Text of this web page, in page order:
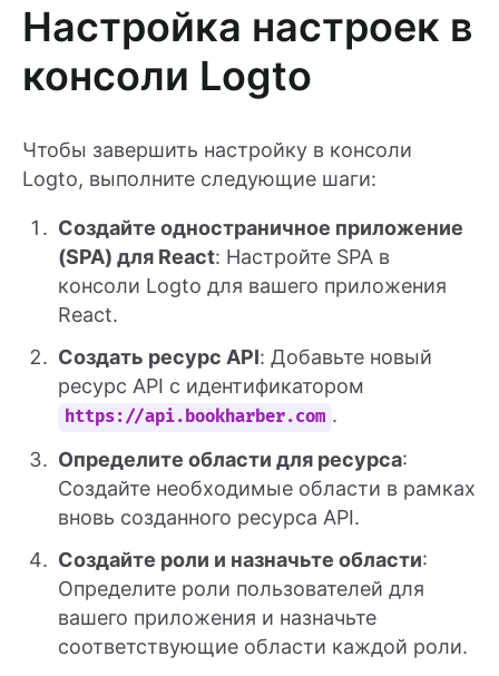
Настройка настроек в
консоли Logto
Чтобы завершить настройку в консоли
Logto, выполните следующие шаги:
Создайте одностраничное приложение
(SPA) для React: Настройте SPA в
консоли Logto для вашего приложения
React.
Создать ресурс API: Добавьте новый
ресурс API с идентификатором
https://api.bookharber.com .
Определите области для ресурса:
Создайте необходимые области в рамках
вновь созданного ресурса API.
Создайте роли и назначьте области:
Определите роли пользователей для
вашего приложения и назначьте
соответствующие области каждой роли.